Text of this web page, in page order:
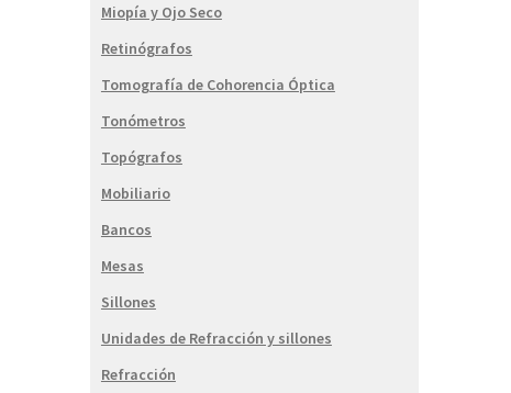
Miopía y Ojo Seco
Retinógrafos
Tomografía de Cohorencia Óptica
Tonómetros
Topógrafos
Mobiliario
Bancos
Mesas
Sillones
Unidades de Refracción y sillones
Refracción